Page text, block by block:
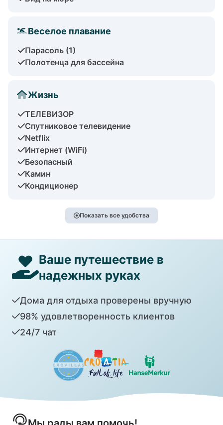
Веселое плавание
Парасоль (1)
Полотенца для бассейна
Жизнь
ТЕЛЕВИЗОР
Спутниковое телевидение
Netflix
Интернет (WiFi)
Безопасный
Камин
Кондиционер
Показать все удобства
Ваше путешествие в
надежных руках
Дома для отдыха проверены вручную
98% удовлетворенность клиентов
24/7 чат